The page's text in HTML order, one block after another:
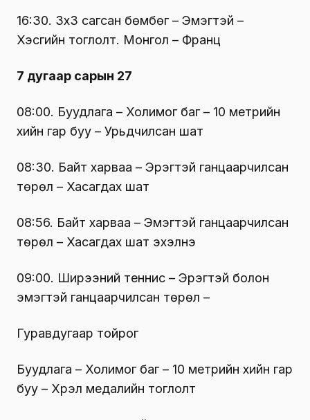
16:30. 3х3 сагсан бөмбөг – Эмэгтэй –
Хэсгийн тоглолт. Монгол – Франц
7 дугаар сарын 27
08:00. Буудлага – Холимог баг – 10 метрийн
хийн гар буу – Урьдчилсан шат
08:30. Байт харваа – Эрэгтэй ганцаарчилсан
төрөл – Хасагдах шат
08:56. Байт харваа – Эмэгтэй ганцаарчилсан
төрөл – Хасагдах шат эхэлнэ
09:00. Ширээний теннис – Эрэгтэй болон
эмэгтэй ганцаарчилсан төрөл –
Гуравдугаар тойрог
Буудлага – Холимог баг – 10 метрийн хийн гар
буу – Хүрэл медалийн тоглолт